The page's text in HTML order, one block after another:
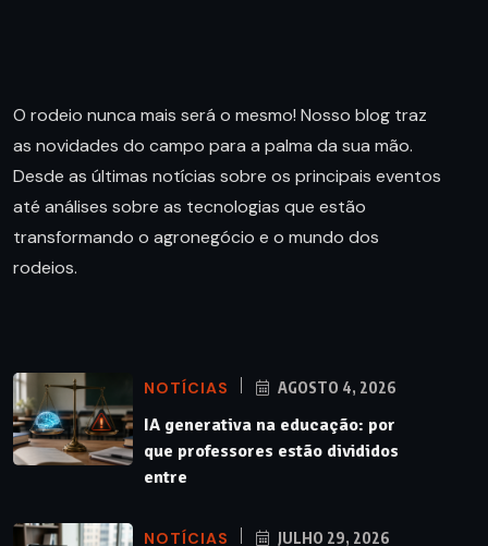
O rodeio nunca mais será o mesmo! Nosso blog traz
as novidades do campo para a palma da sua mão.
Desde as últimas notícias sobre os principais eventos
até análises sobre as tecnologias que estão
transformando o agronegócio e o mundo dos
rodeios.
NOTÍCIAS AGOSTO 4, 2026
IA generativa na educação: por
que professores estão divididos
entre
NOTÍCIAS JULHO 29, 2026